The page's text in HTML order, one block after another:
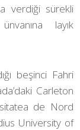
verdiği sürekli
layık
beşinci Fahri
Carleton
de Nord
University of